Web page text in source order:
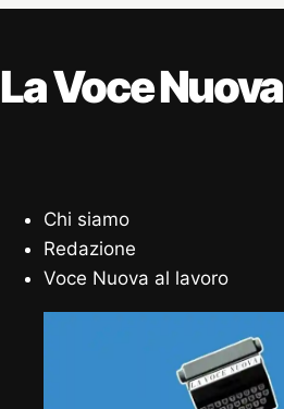
La Voce Nuova
Chi siamo
Redazione
Voce Nuova al lavoro